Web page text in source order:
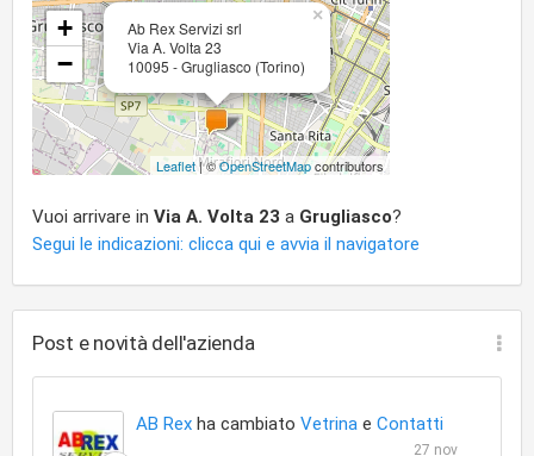
Ab Rex Servizi srl
Via A. Volta 23
10095 - Grugliasco (Torino)
×
+
−
Leaflet| ©OpenStreetMapcontributors
Vuoi arrivare in Via A. Volta 23 a Grugliasco?
Segui le indicazioni: clicca qui e avvia il navigatore
Post e novità dell'azienda
AB Rex ha cambiato Vetrina e Contatti
27 nov